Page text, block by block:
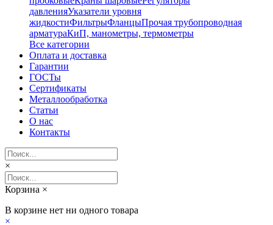
давленияУказатели уровня
жидкостиФильтрыФланцыПрочая трубопроводная
арматураКиП, манометры, термометры
Все категории
Оплата и доставка
Гарантии
ГОСТы
Сертификаты
Металлообработка
Статьи
О нас
Контакты
×
Корзина ×
В корзине нет ни одного товара
×